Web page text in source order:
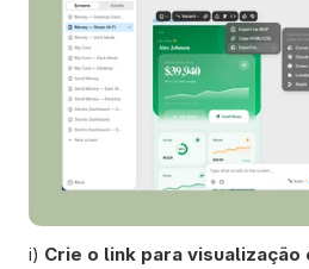
i) Crie o link para visualização